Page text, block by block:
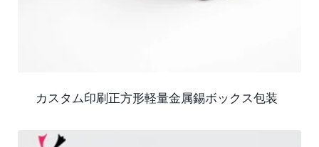
カスタム印刷正方形軽量金属錫ボックス包装